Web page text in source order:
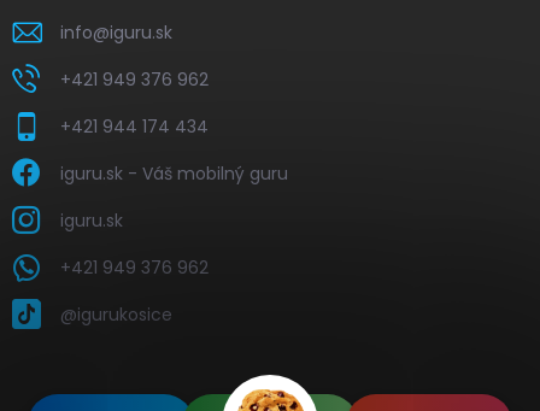
info@iguru.sk
+421 949 376 962
+421 944 174 434
iguru.sk - Váš mobilný guru
iguru.sk
+421 949 376 962
@igurukosice